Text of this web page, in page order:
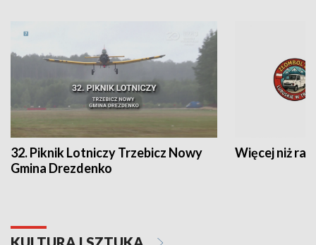
32. Piknik Lotniczy Trzebicz Nowy
Gmina Drezdenko
Więcej niż rajd